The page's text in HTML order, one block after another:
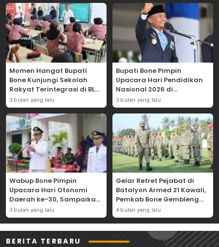
Momen Hangat Bupati
Bone Kunjungi Sekolah
Rakyat Terintegrasi di BLK
Bajoe
3 bulan yang lalu
Bupati Bone Pimpin
Upacara Hari Pendidikan
Nasional 2026 di
Lapangan Merdeka
3 bulan yang lalu
Wabup Bone Pimpin
Upacara Hari Otonomi
Daerah ke-30, Sampaikan
Amanat Mendagri
Wujudkan Asta Cita
3 bulan yang lalu
Gelar Retret Pejabat di
Batalyon Armed 21 Kawali,
Pemkab Bone Gembleng
Kedisiplinan Camat dan
Pimpinan OPD
4 bulan yang lalu
BERITA TERBARU